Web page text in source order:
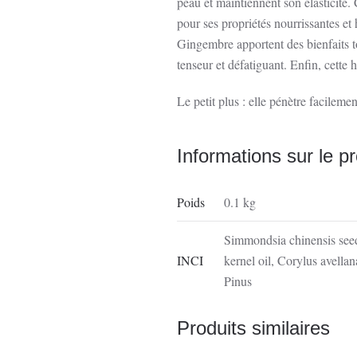
pour ses propriétés nourrissantes
Gingembre apportent des
tenseur et défatiguant. Enfin, cette
Le petit plus : elle pénètre
Informations sur le
Poids 0.1 kg
INCI
Simmondsia chinensis
kernel oil, Corylus
Pinus
Produits similaires